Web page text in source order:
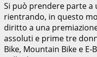
Si può prendere parte a
rientrando, in questo
diritto a una
assoluti e prime tre
Bike, Mountain Bike e